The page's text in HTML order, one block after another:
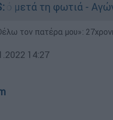
- Αγώνας για
τον πατέρα μου»:
14:27